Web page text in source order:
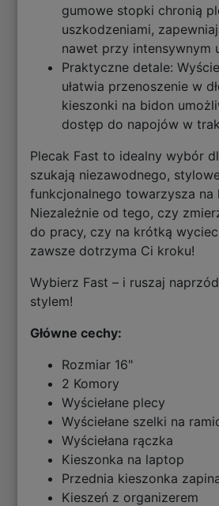
gumowe stopki chronią
uszkodzeniami,
nawet przy intensywnym
Praktyczne detale:
ułatwia przenoszenie w
kieszonki na bidon
dostęp do napojów w
Plecak Fast to idealny wybór
szukają niezawodnego,
funkcjonalnego towarzysza na
Niezależnie od tego, czy
do pracy, czy na krótką
zawsze dotrzyma Ci kroku!
Wybierz Fast – i ruszaj
stylem!
Główne cechy:
Rozmiar 16"
2 Komory
Wyściełane plecy
Wyściełane szelki na
Wyściełana rączka
Kieszonka na laptop
Przednia kieszonka
Kieszeń z organizerem